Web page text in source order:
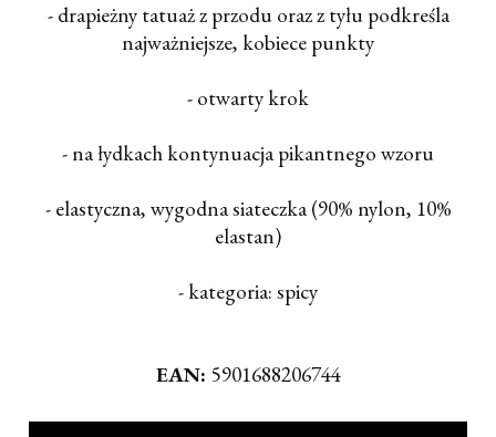
- drapieżny tatuaż z przodu oraz z tyłu podkreśla
najważniejsze, kobiece punkty
- otwarty krok
- na łydkach kontynuacja pikantnego wzoru
- elastyczna, wygodna siateczka (90% nylon, 10%
elastan)
- kategoria: spicy
EAN: 5901688206744